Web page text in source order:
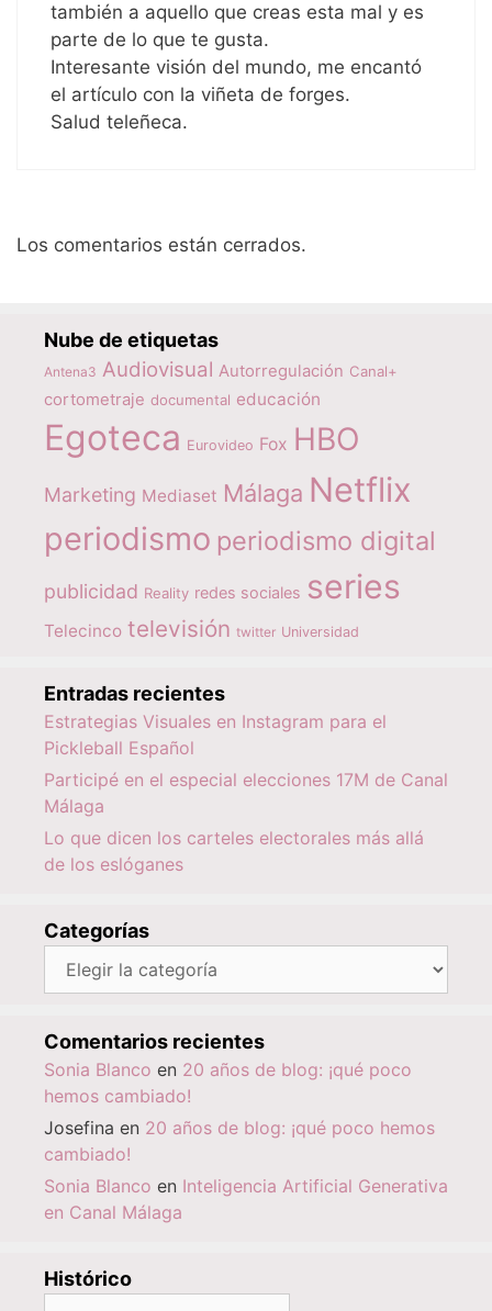
también a aquello que creas esta mal y es
parte de lo que te gusta.
Interesante visión del mundo, me encantó
el artículo con la viñeta de forges.
Salud teleñeca.
Los comentarios están cerrados.
Nube de etiquetas
Antena3 Audiovisual Autorregulación Canal+
cortometraje documental educación
Egoteca Eurovideo Fox HBO
Marketing Mediaset Málaga Netflix
periodismo periodismo digital
publicidad Reality redes sociales series
Telecinco televisión twitter Universidad
Entradas recientes
Estrategias Visuales en Instagram para el
Pickleball Español
Participé en el especial elecciones 17M de Canal
Málaga
Lo que dicen los carteles electorales más allá
de los eslóganes
Categorías
Categorías
Comentarios recientes
Sonia Blanco en 20 años de blog: ¡qué poco
hemos cambiado!
Josefina en 20 años de blog: ¡qué poco hemos
cambiado!
Sonia Blanco en Inteligencia Artificial Generativa
en Canal Málaga
Histórico